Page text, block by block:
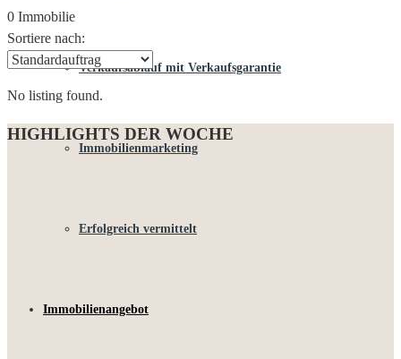
Verkaufsablauf mit Verkaufsgarantie
Immobilienmarketing
Erfolgreich vermittelt
Immobilienangebot
0 Immobilie
Sortiere nach:
No listing found.
HIGHLIGHTS DER WOCHE